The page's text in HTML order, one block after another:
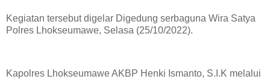
Kegiatan tersebut digelar Digedung serbaguna Wira Satya
Polres Lhokseumawe, Selasa (25/10/2022).
Kapolres Lhokseumawe AKBP Henki Ismanto, S.I.K melalui